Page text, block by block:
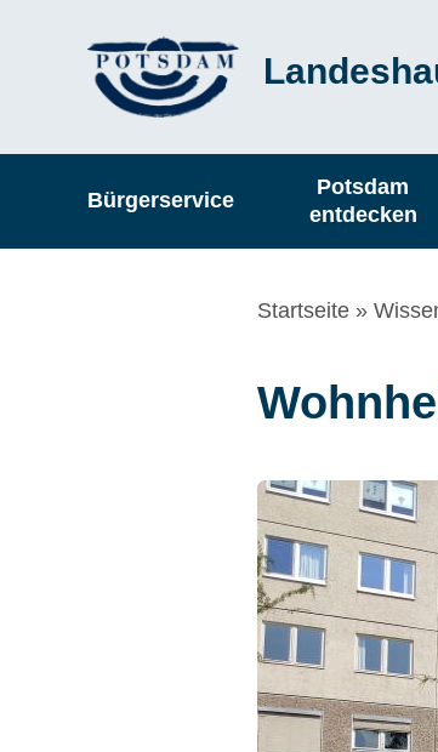
Bürgerservice
Potsdam
entdecken
Pfadnavigation
Startseite